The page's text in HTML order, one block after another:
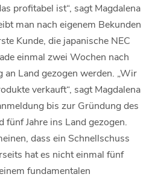
profitabel ist“, sagt Magdalena
man nach eigenem Bekunden
Kunde, die japanische NEC
einmal zwei Wochen nach
Land gezogen werden. „Wir
verkauft“, sagt Magdalena
bis zur Gründung des
Jahre ins Land gezogen.
dass ein Schnellschuss
hat es nicht einmal fünf
fundamentalen